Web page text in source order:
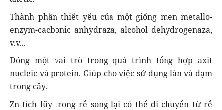
Thành phần thiết yếu của một giống men metallo-
enzym-cacbonic anhydraza, alcohol dehydrogenaza,
v.v...
Đóng một vai trò trong quá trình tổng hợp axit
nucleic và protein. Giúp cho việc sử dụng lân và đạm
trong cây.
Zn tích lũy trong rễ song lại có thể di chuyển từ rễ